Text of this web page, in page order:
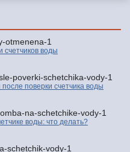
счетчиков воды
поверки счетчика воды
воды: что делать?